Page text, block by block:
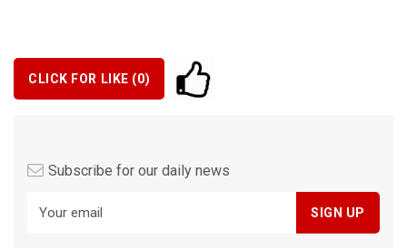
CLICK FOR LIKE (0)
Subscribe for our daily news